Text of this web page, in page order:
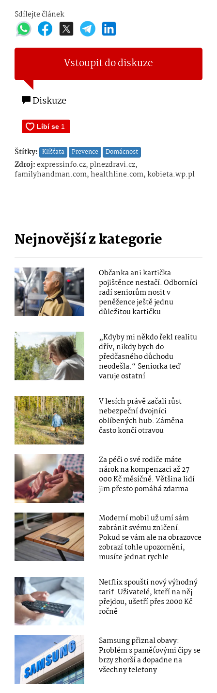
Sdílejte článek
Vstoupit do diskuze
Diskuze
Štítky: Klíšťata Prevence Domácnost
Zdroj:expressinfo.cz, plnezdravi.cz,
familyhandman.com, healthline.com, kobieta.wp.pl
Nejnovější z kategorie
Občanka ani kartička
pojištěnce nestačí. Odborníci
radí seniorům nosit v
peněžence ještě jednu
důležitou kartičku
„Kdyby mi někdo řekl realitu
dřív, nikdy bych do
předčasného důchodu
neodešla.“ Seniorka teď
varuje ostatní
V lesích právě začali růst
nebezpeční dvojníci
oblíbených hub. Záměna
často končí otravou
Za péči o své rodiče máte
nárok na kompenzaci až 27
000 Kč měsíčně. Většina lidí
jim přesto pomáhá zdarma
Moderní mobil už umí sám
zabránit svému zničení.
Pokud se vám ale na obrazovce
zobrazí tohle upozornění,
musíte jednat rychle
Netflix spouští nový výhodný
tarif. Uživatelé, kteří na něj
přejdou, ušetří přes 2000 Kč
ročně
Samsung přiznal obavy:
Problém s paměťovými čipy se
brzy zhorší a dopadne na
všechny telefony